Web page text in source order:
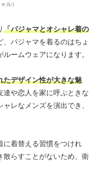
ル）
「パジャマとオシャレ着の
パジャマを着るのはちょ
ームウェアになります。
たデザイン性が大きな魅
達や恋人を家に呼ぶときな
レなメンズを演出でき、
に着替える習慣をつけれ
散らすことがないため、衛